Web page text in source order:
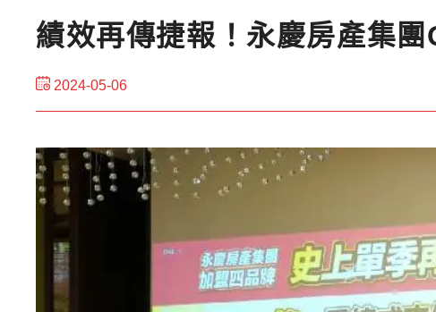
績效再傳捷報！永慶房產集
2024-05-06